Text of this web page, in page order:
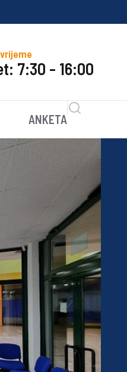
7:30 - 16:00
ANKETA